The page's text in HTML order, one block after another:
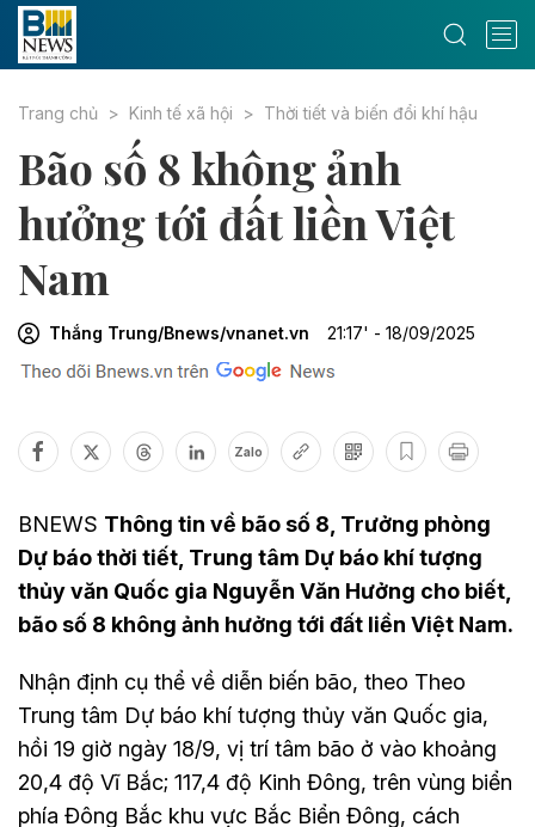
Trang chủ Kinh tế xã hội Thời tiết và biến đổi khí hậu
Bão số 8 không ảnh
hưởng tới đất liền Việt
Nam​
Thắng Trung/Bnews/vnanet.vn 21:17' - 18/09/2025
Zalo
BNEWS Thông tin về bão số 8, Trưởng phòng
Dự báo thời tiết, Trung tâm Dự báo khí tượng
thủy văn Quốc gia Nguyễn Văn Hưởng cho biết,
bão số 8 không ảnh hưởng tới đất liền Việt Nam.
Nhận định cụ thể về diễn biến bão, theo Theo
Trung tâm Dự báo khí tượng thủy văn Quốc gia,
hồi 19 giờ ngày 18/9, vị trí tâm bão ở vào khoảng
20,4 độ Vĩ Bắc; 117,4 độ Kinh Đông, trên vùng biển
phía Đông Bắc khu vực Bắc Biển Đông, cách